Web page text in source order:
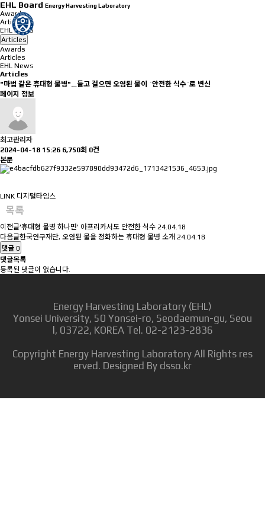
EHL Board Energy Harvesting Laboratory
Awards
Articles
EHL News
Articles
Awards
Articles
EHL News
Articles
"마법 같은 휴대형 물병"…들고 걸으면 오염된 물이 `안전한 식수`로 변신
페이지 정보
최고관리자
2024-04-18 15:26 6,750회 0건
본문
LINK 디지털타임스
목록
이전글'휴대형 물병 하나면' 아프리카서도 안전한 식수 24.04.18
다음글한국연구재단, 오염된 물을 정화하는 휴대형 물병 소개 24.04.18
댓글 0
댓글목록
등록된 댓글이 없습니다.
Energy Harvesting Laboratory (EHL)
Yonsei University, 50 Yonsei-ro, Seodaemun-gu, Seou
l, 03722, KOREA Tel. 02-2123-2836
Copyright Energy Harvesting Laboratory All Rights res
erved. Designed By dsso.kr